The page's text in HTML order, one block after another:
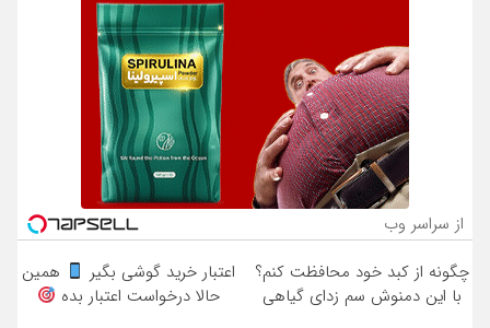
از سراسر وب
چگونه از کبد خود محافظت کنم؟
با این دمنوش سم زدای گیاهی
اعتبار خرید گوشی بگیر
همین
حالا درخواست اعتبار بده